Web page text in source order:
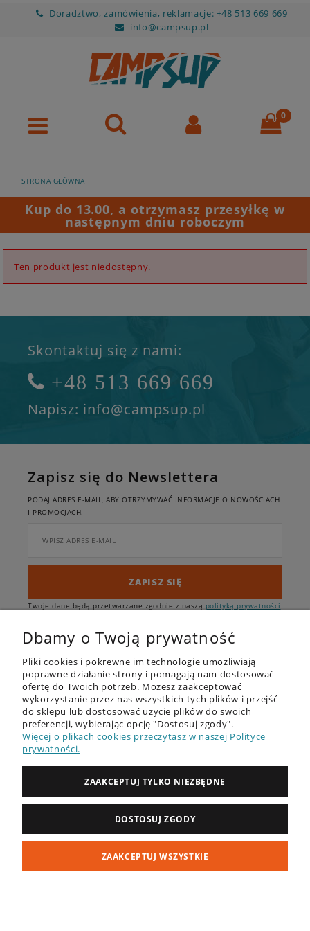
Doradztwo, zamówienia, reklamacje: +48 513 669 669
info@campsup.pl
STRONA GŁÓWNA
Kup do 13.00, a otrzymasz przesyłkę w
następnym dniu roboczym
Ten produkt jest niedostępny.
Skontaktuj się z nami:
+48 513 669 669
Napisz: info@campsup.pl
Zapisz się do Newslettera
PODAJ ADRES E-MAIL, ABY OTRZYMYWAĆ INFORMACJE O NOWOŚCIACH
I PROMOCJACH.
ZAPISZ SIĘ
Twoje dane będą przetwarzane zgodnie z naszą polityką prywatności
OFERTA
DESKI SUP - RECENZJE
ZAKUPY
Dbamy o Twoją prywatność
Pliki cookies i pokrewne im technologie umożliwiają
poprawne działanie strony i pomagają nam dostosować
ofertę do Twoich potrzeb. Możesz zaakceptować
wykorzystanie przez nas wszystkich tych plików i przejść
do sklepu lub dostosować użycie plików do swoich
preferencji, wybierając opcję "Dostosuj zgody".
Więcej o plikach cookies przeczytasz w naszej Polityce
prywatności.
ZAAKCEPTUJ TYLKO NIEZBĘDNE
DOSTOSUJ ZGODY
ZAAKCEPTUJ WSZYSTKIE